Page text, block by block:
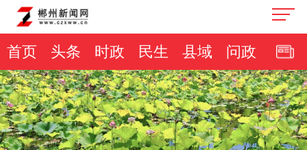
首页 头条 时政 民生 县域 问政